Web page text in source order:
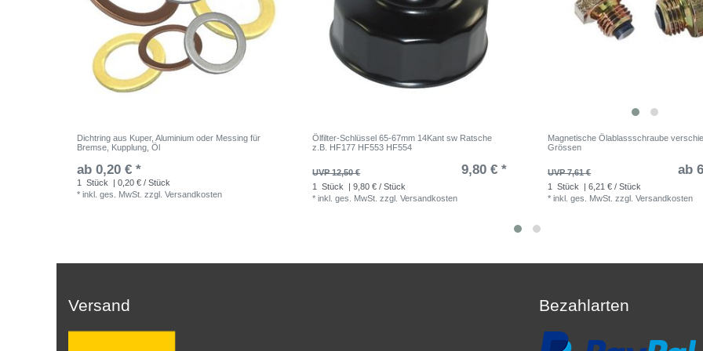
Dichtring aus Kuper, Aluminium oder Messing für
Bremse, Kupplung, Öl
ab 0,20 € *
1 Stück
| 0,20 € / Stück
*inkl. ges. MwSt. zzgl.Versandkosten
Ölfilter-Schlüssel 65-67mm 14Kant sw Ratsche
z.B. HF177 HF553 HF554
UVP 12,50 € 9,80 € *
1 Stück
| 9,80 € / Stück
*inkl. ges. MwSt. zzgl.Versandkosten
Magnetische Ölablassschraube
Grössen
UVP 7,61 € ab
1 Stück
| 6,21 € / Stück
*inkl. ges. MwSt. zzgl.Versandkosten
Versand Bezahlarten